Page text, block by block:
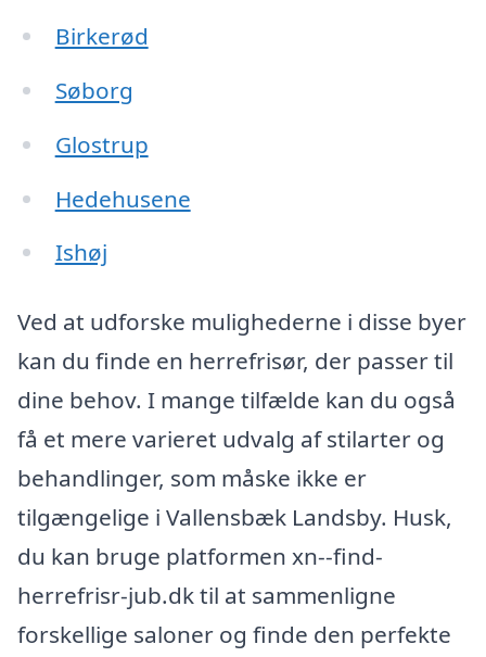
Birkerød
Søborg
Glostrup
Hedehusene
Ishøj
Ved at udforske mulighederne i disse byer
kan du finde en herrefrisør, der passer til
dine behov. I mange tilfælde kan du også
få et mere varieret udvalg af stilarter og
behandlinger, som måske ikke er
tilgængelige i Vallensbæk Landsby. Husk,
du kan bruge platformen xn--find-
herrefrisr-jub.dk til at sammenligne
forskellige saloner og finde den perfekte